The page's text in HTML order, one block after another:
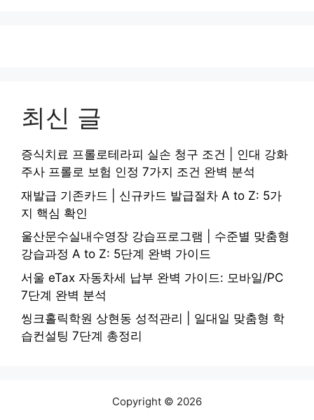
최신 글
증식치료 프롤로테라피 실손 청구 조건 | 인대 강화
주사 프롤로 보험 인정 7가지 조건 완벽 분석
재발급 기존카드 | 신규카드 발급절차 A to Z: 5가
지 핵심 확인
울산문수실내수영장 강습프로그램 | 수준별 맞춤형
강습과정 A to Z: 5단계 완벽 가이드
서울 eTax 자동차세 납부 완벽 가이드: 모바일/PC
7단계 완벽 분석
씽크홀릭학원 상현동 성적관리 | 일대일 맞춤형 학
습컨설팅 7단계 총정리
Copyright © 2026